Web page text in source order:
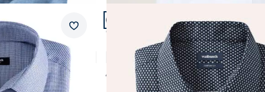
Kragen
Merkzettel
Artikel 5 von 23.
Passform Comfort Fit.
Comfort Fit
Bügelfreies Hemd mit Relax-Kragen
5,0 (2)
€ 74,99
Einzelpreis€ 69,99 (-7%)